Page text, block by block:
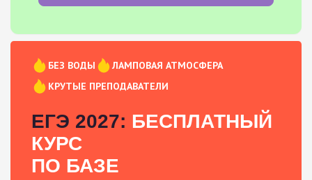
БЕЗ ВОДЫ
ЛАМПОВАЯ АТМОСФЕРА
КРУТЫЕ ПРЕПОДАВАТЕЛИ
ЕГЭ 2027: БЕСПЛАТНЫЙ
КУРС
ПО БАЗЕ